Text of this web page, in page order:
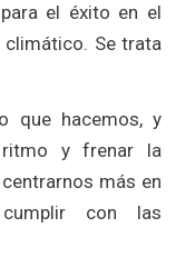
el éxito en el
Se trata
que hacemos, y
y frenar la
más en
con las